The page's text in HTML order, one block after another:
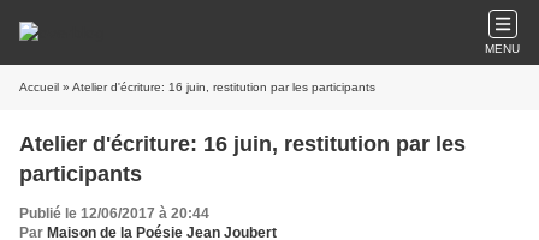
MENU
Accueil » Atelier d'écriture: 16 juin, restitution par les participants
Atelier d'écriture: 16 juin, restitution par les
participants
Publié le 12/06/2017 à 20:44
Par Maison de la Poésie Jean Joubert